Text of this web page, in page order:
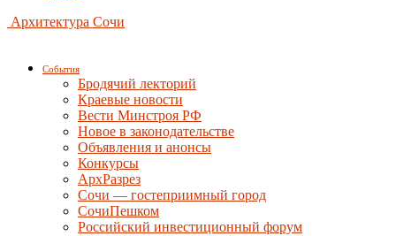
Архитектура Сочи
События
Бродячий лекторий
Краевые новости
Вести Минстроя РФ
Новое в законодательстве
Объявления и анонсы
Конкурсы
АрхРазрез
Сочи — гостеприимный город
СочиПешком
Российский инвестиционный форум